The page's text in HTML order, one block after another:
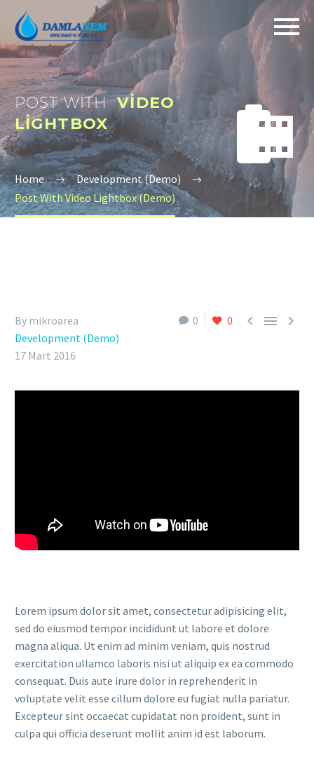


POST WITH VIDEO
LIGHTBOX
Home
Development (Demo)
Post With Video Lightbox (Demo)
0 0   
By mikroarea
Development (Demo)
17 Mart 2016
Lorem ipsum dolor sit amet, consectetur adipisicing elit,
sed do eiusmod tempor incididunt ut labore et dolore
magna aliqua. Ut enim ad minim veniam, quis nostrud
exercitation ullamco laboris nisi ut aliquip ex ea commodo
consequat. Duis aute irure dolor in reprehenderit in
voluptate velit esse cillum dolore eu fugiat nulla pariatur.
Excepteur sint occaecat cupidatat non proident, sunt in
culpa qui officia deserunt mollit anim id est laborum.